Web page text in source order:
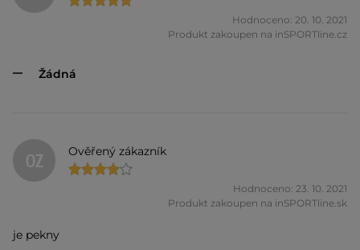
Hodnoceno: 20. 10. 2021
Produkt zakoupen na inSPORTline.cz
Žádná
OZ Ověřený zákazník
Hodnoceno: 23. 10. 2021
Produkt zakoupen na inSPORTline.sk
je pekny